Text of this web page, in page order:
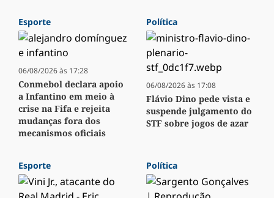
Esporte
06/08/2026 às 17:28
Conmebol declara apoio
a Infantino em meio à
crise na Fifa e rejeita
mudanças fora dos
mecanismos oficiais
Política
06/08/2026 às 17:08
Flávio Dino pede vista e
suspende julgamento do
STF sobre jogos de azar
Esporte Política